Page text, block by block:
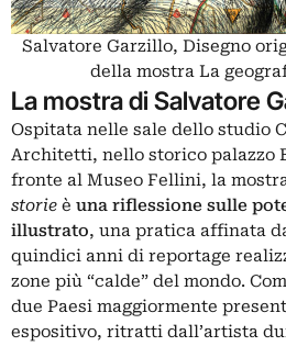
Salvatore Garzillo, Disegno
della mostra La
La mostra di Salvatore
Ospitata nelle sale dello studio
Architetti, nello storico palazzo
fronte al Museo Fellini, la
storie è una riflessione sulle
illustrato, una pratica affinata
quindici anni di reportage
zone più “calde” del mondo.
due Paesi maggiormente
espositivo, ritratti dall’artista